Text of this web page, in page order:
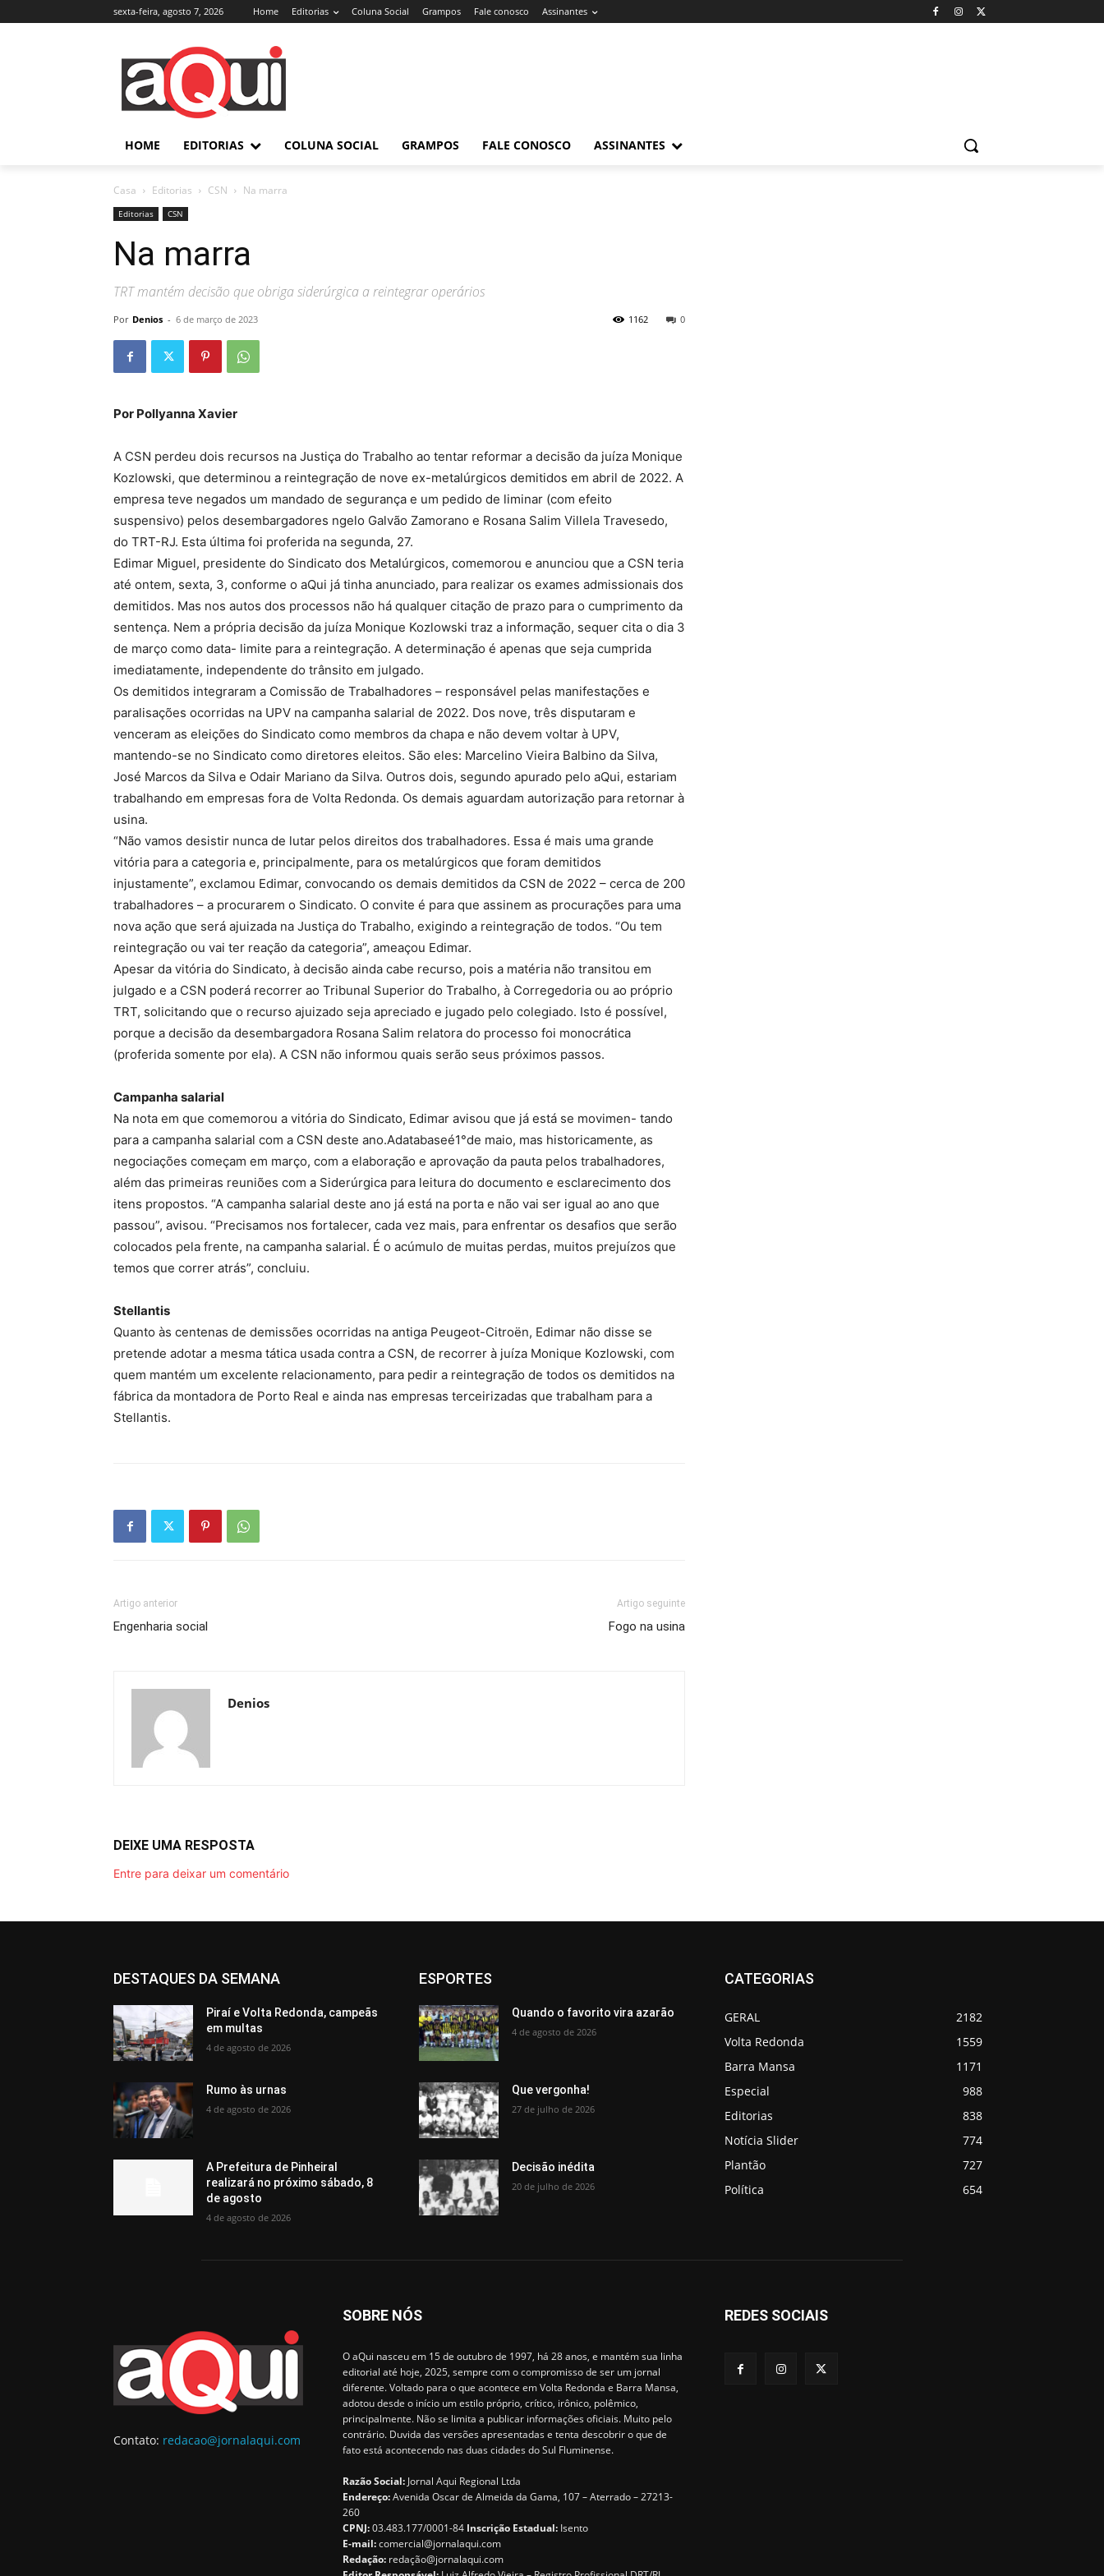
sexta-feira, agosto 7, 2026 Home Editorias Coluna Social Grampos Fale conosco Assinantes
HOME EDITORIAS COLUNA SOCIAL GRAMPOS FALE CONOSCO ASSINANTES
Casa Editorias CSN Na marra
Editorias CSN
Na marra
TRT mantém decisão que obriga siderúrgica a reintegrar operários
Por Denios - 6 de março de 2023 0
1162
Por Pollyanna Xavier
A CSN perdeu dois recursos na Justiça do Trabalho ao tentar reformar a decisão da juíza Monique
Kozlowski, que determinou a reintegração de nove ex-metalúrgicos demitidos em abril de 2022. A
empresa teve negados um mandado de segurança e um pedido de liminar (com efeito
suspensivo) pelos desembargadores ngelo Galvão Zamorano e Rosana Salim Villela Travesedo,
do TRT-RJ. Esta última foi proferida na segunda, 27.
Edimar Miguel, presidente do Sindicato dos Metalúrgicos, comemorou e anunciou que a CSN teria
até ontem, sexta, 3, conforme o aQui já tinha anunciado, para realizar os exames admissionais dos
demitidos. Mas nos autos dos processos não há qualquer citação de prazo para o cumprimento da
sentença. Nem a própria decisão da juíza Monique Kozlowski traz a informação, sequer cita o dia 3
de março como data- limite para a reintegração. A determinação é apenas que seja cumprida
imediatamente, independente do trânsito em julgado.
Os demitidos integraram a Comissão de Trabalhadores – responsável pelas manifestações e
paralisações ocorridas na UPV na campanha salarial de 2022. Dos nove, três disputaram e
venceram as eleições do Sindicato como membros da chapa e não devem voltar à UPV,
mantendo-se no Sindicato como diretores eleitos. São eles: Marcelino Vieira Balbino da Silva,
José Marcos da Silva e Odair Mariano da Silva. Outros dois, segundo apurado pelo aQui, estariam
trabalhando em empresas fora de Volta Redonda. Os demais aguardam autorização para retornar à
usina.
“Não vamos desistir nunca de lutar pelos direitos dos trabalhadores. Essa é mais uma grande
vitória para a categoria e, principalmente, para os metalúrgicos que foram demitidos
injustamente”, exclamou Edimar, convocando os demais demitidos da CSN de 2022 – cerca de 200
trabalhadores – a procurarem o Sindicato. O convite é para que assinem as procurações para uma
nova ação que será ajuizada na Justiça do Trabalho, exigindo a reintegração de todos. “Ou tem
reintegração ou vai ter reação da categoria”, ameaçou Edimar.
Apesar da vitória do Sindicato, à decisão ainda cabe recurso, pois a matéria não transitou em
julgado e a CSN poderá recorrer ao Tribunal Superior do Trabalho, à Corregedoria ou ao próprio
TRT, solicitando que o recurso ajuizado seja apreciado e jugado pelo colegiado. Isto é possível,
porque a decisão da desembargadora Rosana Salim relatora do processo foi monocrática
(proferida somente por ela). A CSN não informou quais serão seus próximos passos.
Campanha salarial
Na nota em que comemorou a vitória do Sindicato, Edimar avisou que já está se movimen- tando
para a campanha salarial com a CSN deste ano.Adatabaseé1°de maio, mas historicamente, as
negociações começam em março, com a elaboração e aprovação da pauta pelos trabalhadores,
além das primeiras reuniões com a Siderúrgica para leitura do documento e esclarecimento dos
itens propostos. “A campanha salarial deste ano já está na porta e não vai ser igual ao ano que
passou”, avisou. “Precisamos nos fortalecer, cada vez mais, para enfrentar os desafios que serão
colocados pela frente, na campanha salarial. É o acúmulo de muitas perdas, muitos prejuízos que
temos que correr atrás”, concluiu.
Stellantis
Quanto às centenas de demissões ocorridas na antiga Peugeot-Citroën, Edimar não disse se
pretende adotar a mesma tática usada contra a CSN, de recorrer à juíza Monique Kozlowski, com
quem mantém um excelente relacionamento, para pedir a reintegração de todos os demitidos na
fábrica da montadora de Porto Real e ainda nas empresas terceirizadas que trabalham para a
Stellantis.
Artigo anterior
Engenharia social
Artigo seguinte
Fogo na usina
Denios
DEIXE UMA RESPOSTA
Entre para deixar um comentário
DESTAQUES DA SEMANA
Piraí e Volta Redonda, campeãs
em multas
4 de agosto de 2026
Rumo às urnas
4 de agosto de 2026
A Prefeitura de Pinheiral
realizará no próximo sábado, 8
de agosto
4 de agosto de 2026
ESPORTES
Quando o favorito vira azarão
4 de agosto de 2026
Que vergonha!
27 de julho de 2026
Decisão inédita
20 de julho de 2026
CATEGORIAS
GERAL
2182
Volta Redonda
1559
Barra Mansa
1171
Especial
988
Editorias
838
Notícia Slider
774
Plantão
727
Política
654
Contato: redacao@jornalaqui.com
SOBRE NÓS
O aQui nasceu em 15 de outubro de 1997, há 28 anos, e mantém sua linha
editorial até hoje, 2025, sempre com o compromisso de ser um jornal
diferente. Voltado para o que acontece em Volta Redonda e Barra Mansa,
adotou desde o início um estilo próprio, crítico, irônico, polêmico,
principalmente. Não se limita a publicar informações oficiais. Muito pelo
contrário. Duvida das versões apresentadas e tenta descobrir o que de
fato está acontecendo nas duas cidades do Sul Fluminense.
Razão Social: Jornal Aqui Regional Ltda
Endereço:Avenida Oscar de Almeida da Gama, 107 – Aterrado – 27213-
260
CPNJ:03.483.177/0001-84 Inscrição Estadual: Isento
E-mail:comercial@jornalaqui.com
Redação: redação@jornalaqui.com
REDES SOCIAIS